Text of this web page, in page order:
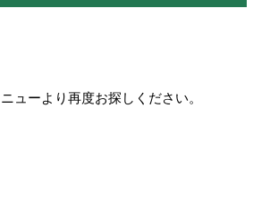
ューより再度お探しください。